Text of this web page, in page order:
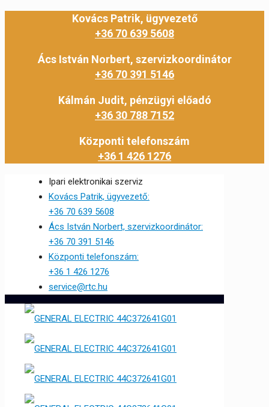
Kovács Patrik, ügyvezető
+36 70 639 5608
Ács István Norbert, szervizkoordinátor
+36 70 391 5146
Kálmán Judit, pénzügyi előadó
+36 30 788 7152
Központi telefonszám
+36 1 426 1276
Ipari elektronikai szerviz
Kovács Patrik, ügyvezető:
+36 70 639 5608
Ács István Norbert, szervizkoordinátor:
+36 70 391 5146
Központi telefonszám:
+36 1 426 1276
service@rtc.hu